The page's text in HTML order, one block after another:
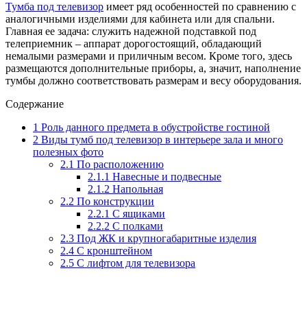
Тумба под телевизор имеет ряд особенностей по сравнению с
аналогичными изделиями для кабинета или для спальни.
Главная ее задача: служить надежной подставкой под
телеприемник – аппарат дорогостоящий, обладающий
немалыми размерами и приличным весом. Кроме того, здесь
размещаются дополнительные приборы, а, значит, наполнение
тумбы должно соответствовать размерам и весу оборудования.
Содержание
1 Роль данного предмета в обустройстве гостиной
2 Виды тумб под телевизор в интерьере зала и много
полезных фото
2.1 По расположению
2.1.1 Навесные и подвесные
2.1.2 Напольная
2.2 По конструкции
2.2.1 С ящиками
2.2.2 С полками
2.3 Под ЖК и крупногабаритные изделия
2.4 С кронштейном
2.5 С лифтом для телевизора